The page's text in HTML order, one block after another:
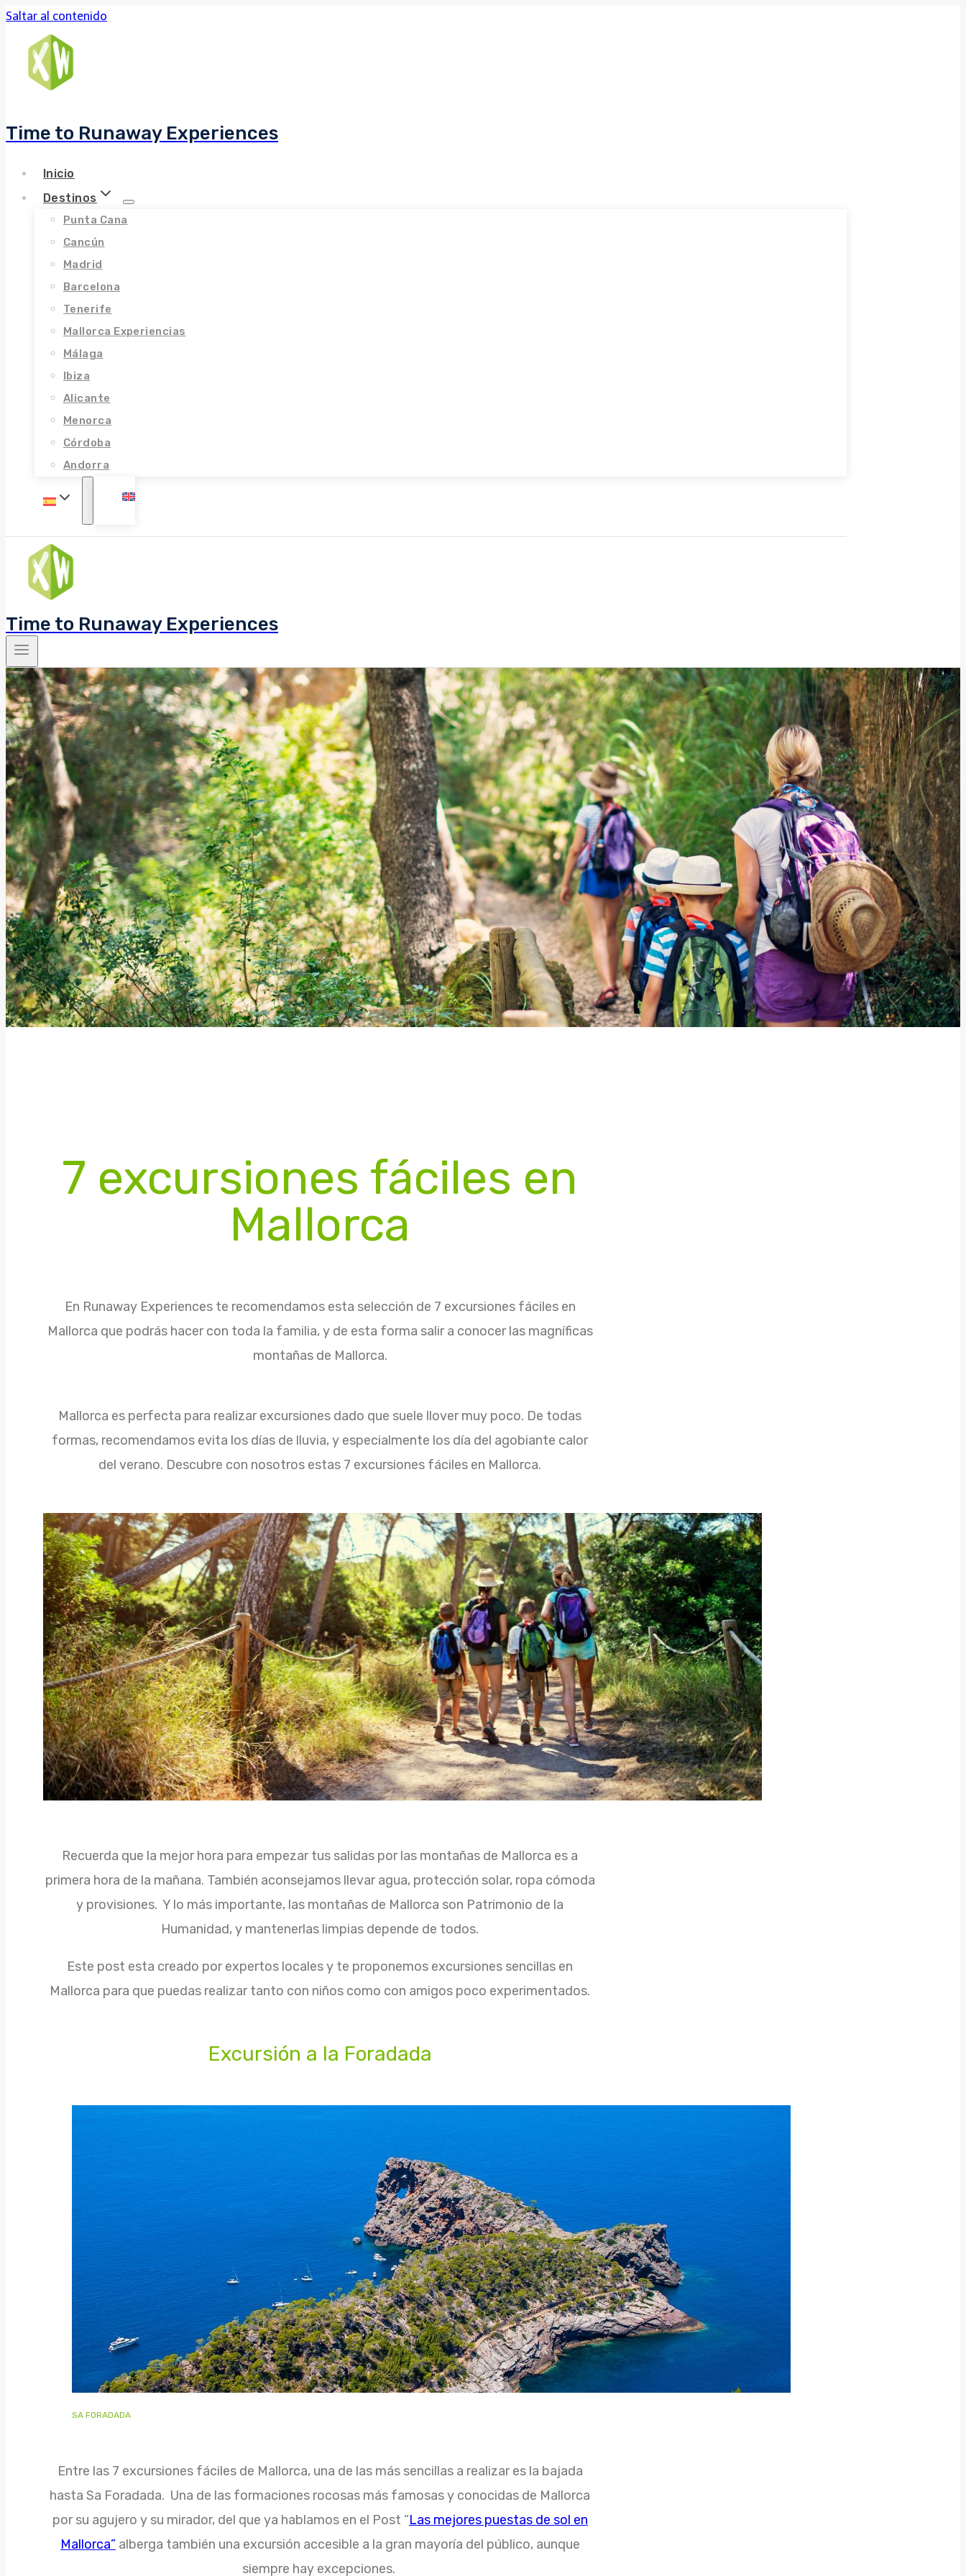
Saltar al contenido
Time to Runaway Experiences
Inicio
Destinos
Punta Cana
Cancún
Madrid
Barcelona
Tenerife
Mallorca Experiencias
Málaga
Ibiza
Alicante
Menorca
Córdoba
Andorra
Time to Runaway Experiences
7 excursiones fáciles en
Mallorca
En Runaway Experiences te recomendamos esta selección de 7 excursiones fáciles en
Mallorca que podrás hacer con toda la familia, y de esta forma salir a conocer las magníficas
montañas de Mallorca.
Mallorca es perfecta para realizar excursiones dado que suele llover muy poco. De todas
formas, recomendamos evita los días de lluvia, y especialmente los día del agobiante calor
del verano. Descubre con nosotros estas 7 excursiones fáciles en Mallorca.
Recuerda que la mejor hora para empezar tus salidas por las montañas de Mallorca es a
primera hora de la mañana. También aconsejamos llevar agua, protección solar, ropa cómoda
y provisiones. Y lo más importante, las montañas de Mallorca son Patrimonio de la
Humanidad, y mantenerlas limpias depende de todos.
Este post esta creado por expertos locales y te proponemos excursiones sencillas en
Mallorca para que puedas realizar tanto con niños como con amigos poco experimentados.
Excursión a la Foradada
SA FORADADA
Entre las 7 excursiones fáciles de Mallorca, una de las más sencillas a realizar es la bajada
hasta Sa Foradada. Una de las formaciones rocosas más famosas y conocidas de Mallorca
por su agujero y su mirador, del que ya hablamos en el Post “Las mejores puestas de sol en
Mallorca”alberga también una excursión accesible a la gran mayoría del público, aunque
siempre hay excepciones.